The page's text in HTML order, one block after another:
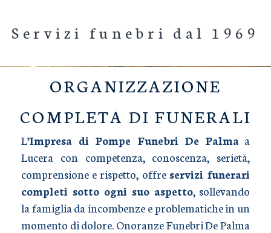
Servizi funebri dal 1969
ORGANIZZAZIONE
COMPLETA DI FUNERALI
L’Impresa di Pompe Funebri De Palmaa
Lucera con competenza, conoscenza, serietà,
comprensione e rispetto, offreservizi funerari
completi sotto ogni suo aspetto, sollevando
la famiglia da incombenze e problematiche in un
momento di dolore. Onoranze Funebri De Palma